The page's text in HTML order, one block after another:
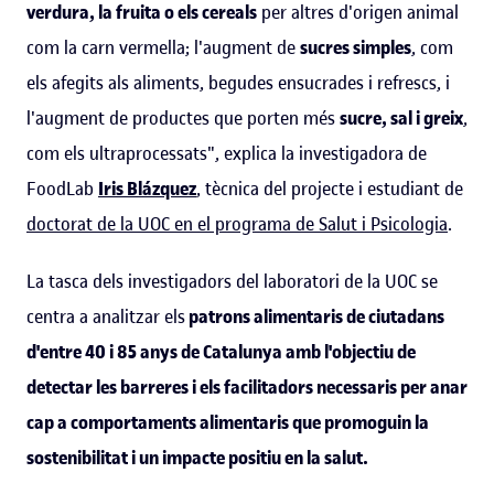
verdura, la fruita o els cereals per altres d'origen animal
com la carn vermella; l'augment desucres simples, com
els afegits als aliments, begudes ensucrades i refrescs, i
l'augment de productes que porten méssucre, sal i greix,
com els ultraprocessats", explica la investigadora de
FoodLab Iris Blázquez, tècnica del projecte i estudiant de
doctorat de la UOCen el programa de Salut i Psicologia.
La tasca dels investigadors del laboratori de la UOC se
centra a analitzar elspatrons alimentaris de ciutadans
d'entre 40 i 85 anys de Catalunya amb l'objectiu de
detectar les barreres i els facilitadors necessaris per anar
cap a comportaments alimentaris que promoguin la
sostenibilitat i un impacte positiu en la salut.